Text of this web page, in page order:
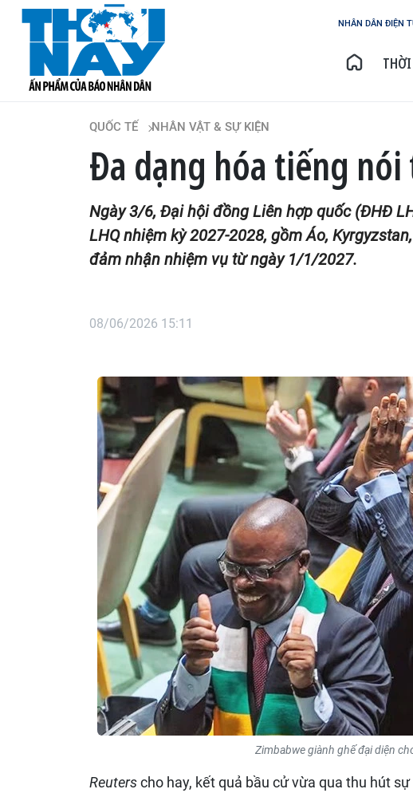
NHÂN DÂN ĐIỆN
QUỐC TẾ NHÂN VẬT & SỰ KIỆN
Đa dạng hóa tiếng nói
Ngày 3/6, Đại hội đồng Liên hợp quốc (ĐHĐ
LHQ nhiệm kỳ 2027-2028, gồm Áo,
đảm nhận nhiệm vụ từ ngày 1/1/2027.
08/06/2026 15:11
Zimbabwe giành ghế đại diện
Reuterscho hay, kết quả bầu cử vừa qua thu hút